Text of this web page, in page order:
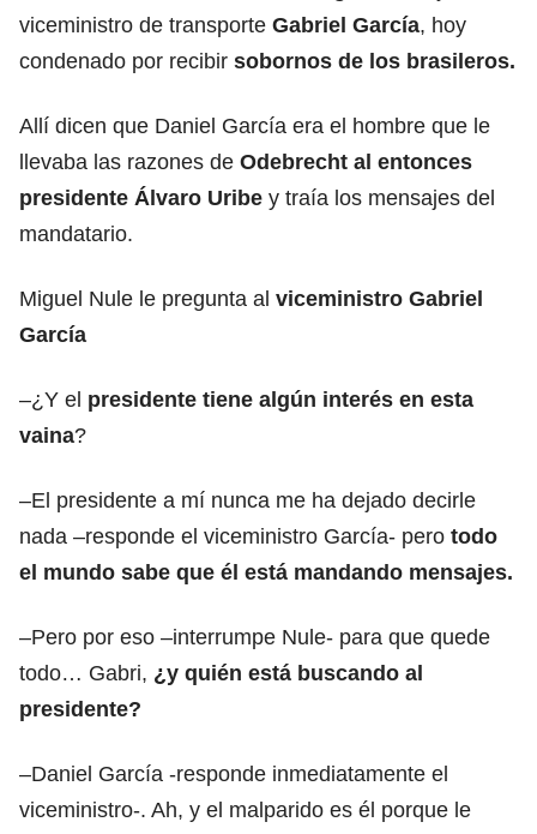
viceministro de transporte Gabriel García, hoy
condenado por recibir sobornos de los brasileros.
Allí dicen que Daniel García era el hombre que le
llevaba las razones de Odebrecht al entonces
presidente Álvaro Uribe y traía los mensajes del
mandatario.
Miguel Nule le pregunta al viceministro Gabriel
García
–¿Y el presidente tiene algún interés en esta
vaina?
–El presidente a mí nunca me ha dejado decirle
nada –responde el viceministro García- pero todo
el mundo sabe que él está mandando mensajes.
–Pero por eso –interrumpe Nule- para que quede
todo… Gabri, ¿y quién está buscando al
presidente?
–Daniel García -responde inmediatamente el
viceministro-. Ah, y el malparido es él porque le